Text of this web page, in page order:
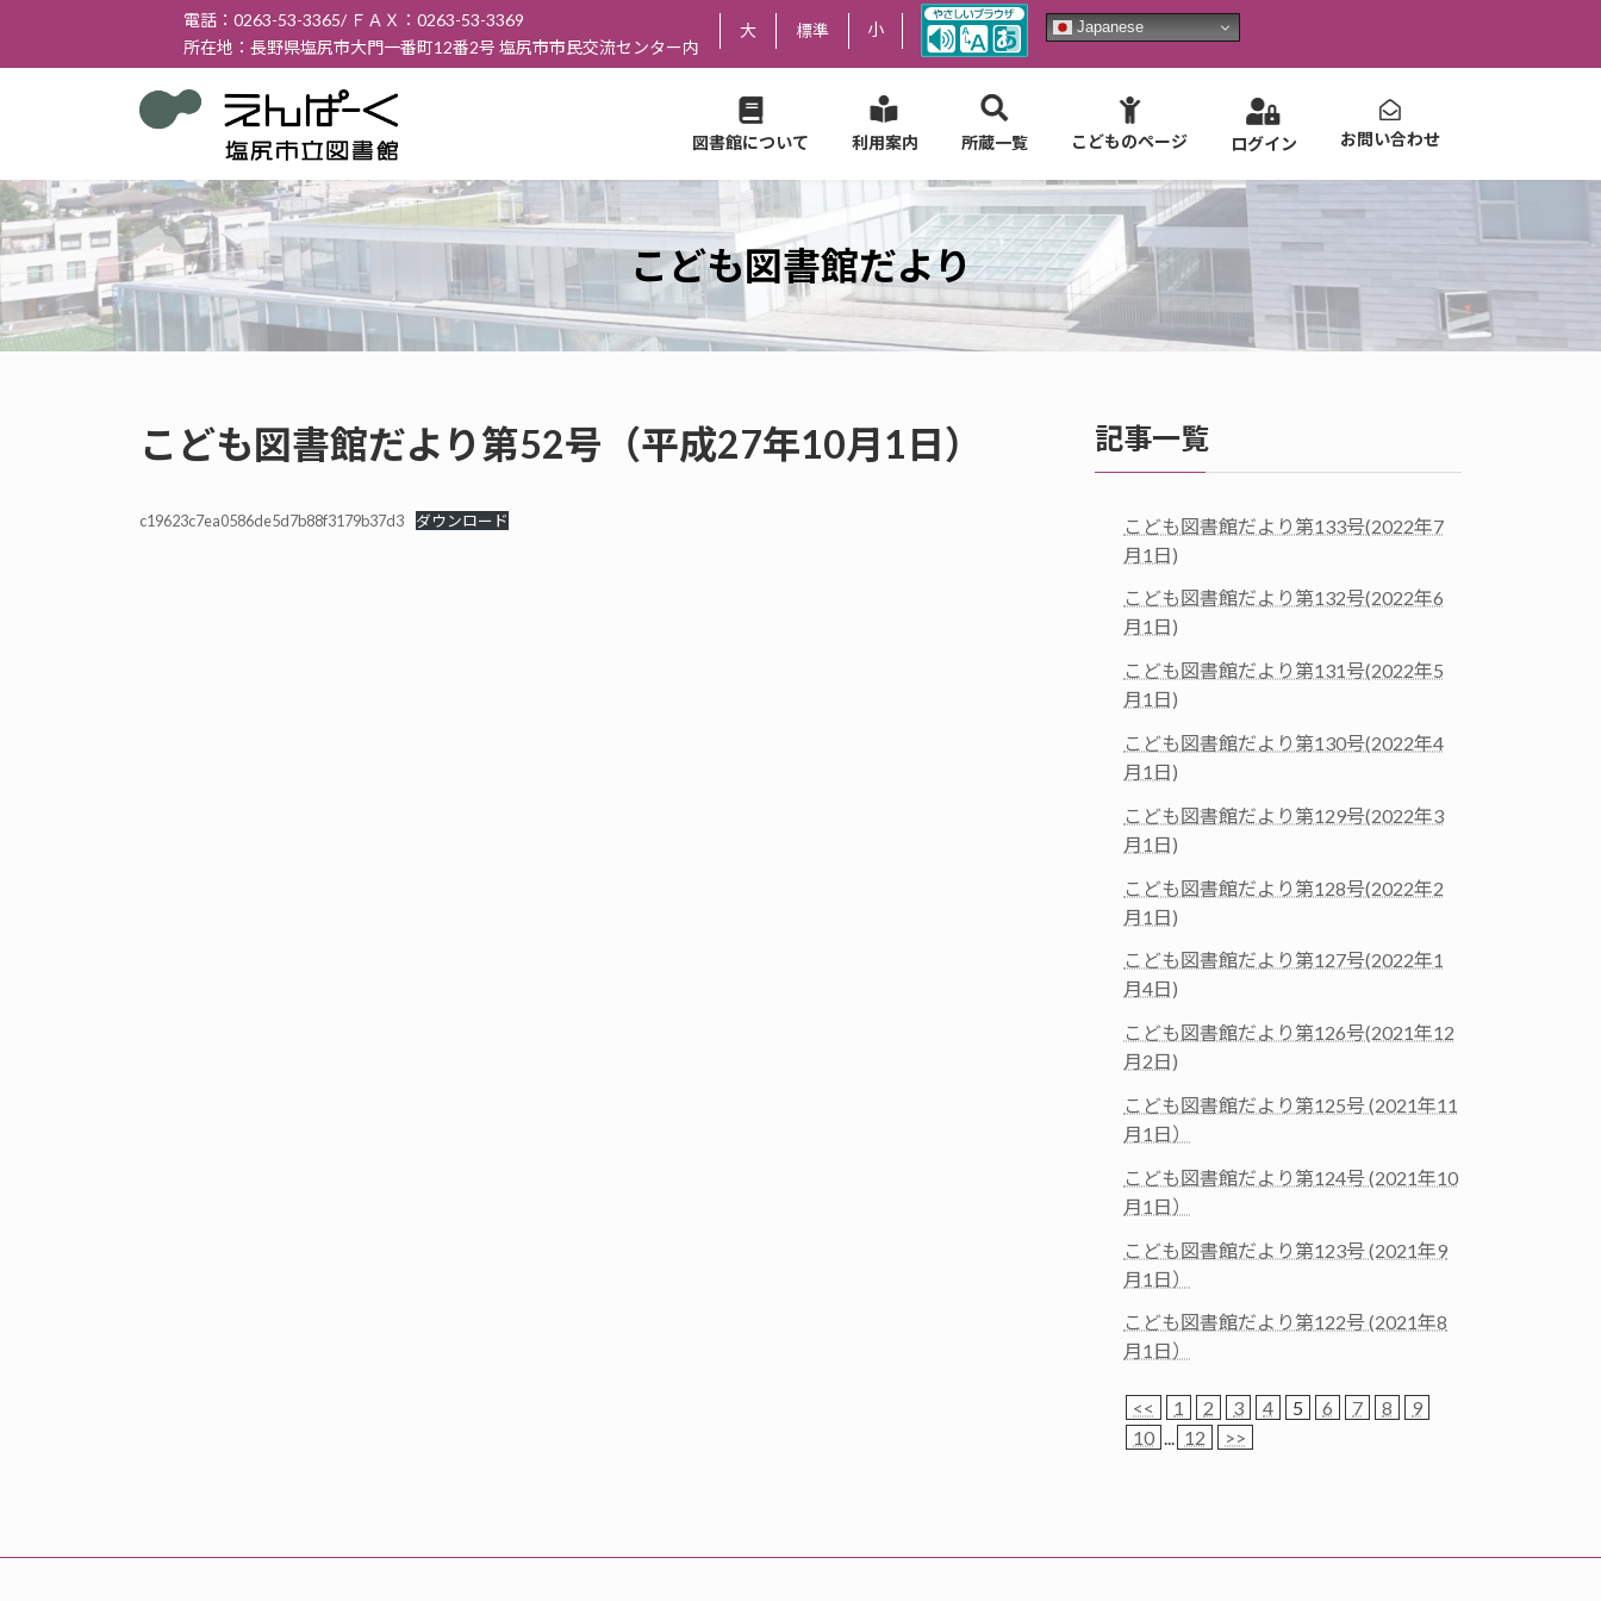
テ
ス
キ
ッ
ゲ
ン
に
移
電話：0263-53-3365/ ＦＡＸ：0263-53-3369
所在地：長野県塩尻市大門一番町12番2号 塩尻市市民交流センター内
大 標準 小 Japanese
図書館について 利用案内 所蔵一覧 こどものページ ログイン お問い合わせ
こども図書館だより
こども図書館だより第52号（平成27年10月1日）
c19623c7ea0586de5d7b88f3179b37d3 ダウンロード
記事一覧
こども図書館だより第133号(2022年7
月1日)
こども図書館だより第132号(2022年6
月1日)
こども図書館だより第131号(2022年5
月1日)
こども図書館だより第130号(2022年4
月1日)
こども図書館だより第129号(2022年3
月1日)
こども図書館だより第128号(2022年2
月1日)
こども図書館だより第127号(2022年1
月4日)
こども図書館だより第126号(2021年12
月2日)
こども図書館だより第125号 (2021年11
月1日）
こども図書館だより第124号 (2021年10
月1日）
こども図書館だより第123号 (2021年9
月1日）
こども図書館だより第122号 (2021年8
月1日）
<< 1 2 3 4 5 6 7 8
9
10 ... 12 >>